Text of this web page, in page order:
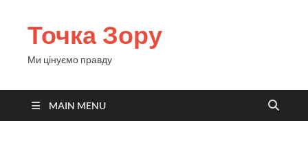
Точка Зору
Ми цінуємо правду
MAIN MENU